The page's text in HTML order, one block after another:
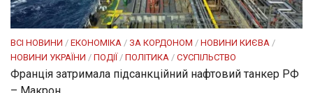
ВСІ НОВИНИ / ЕКОНОМІКА / ЗА КОРДОНОМ / НОВИНИ КИЄВА /
НОВИНИ УКРАЇНИ / ПОДІЇ / ПОЛІТИКА / СУСПІЛЬСТВО
Франція затримала підсанкційний нафтовий танкер РФ